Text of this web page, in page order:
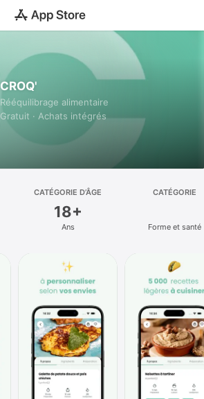
CROQ'
Rééquilibrage alimentaire
Gratuit · Achats intégrés
CATÉGORIE D’ÂGE
18+
Ans
CATÉGORIE
Forme et santé